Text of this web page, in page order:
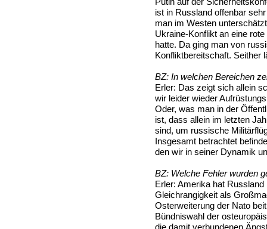
ist in Russland offenbar
man im Westen
Ukraine-Konflikt an eine
hatte. Da ging man von
Konfliktbereitschaft. Seither
BZ: In welchen Bereichen
Erler: Das zeigt sich allein
wir leider wieder
Oder, was man in der
ist, dass allein im letzten
sind, um russische
Insgesamt betrachtet
den wir in seiner Dynamik
BZ: Welche Fehler wurden
Erler: Amerika hat Russland
Gleichrangigkeit als
Osterweiterung der Nato
Bündniswahl der